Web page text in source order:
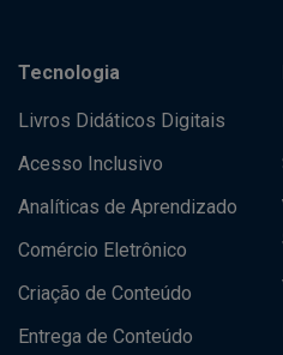
Tecnologia
Livros Didáticos Digitais
Acesso Inclusivo
Analíticas de Aprendizado
Comércio Eletrônico
Criação de Conteúdo
Entrega de Conteúdo